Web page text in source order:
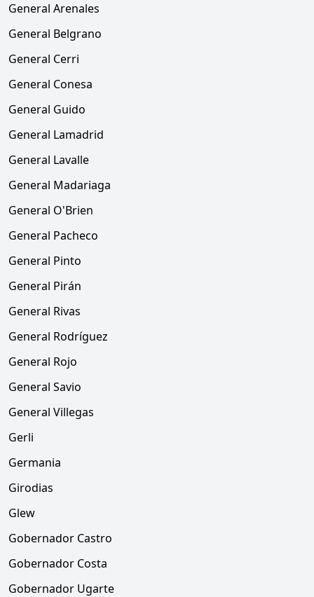
General Arenales
General Belgrano
General Cerri
General Conesa
General Guido
General Lamadrid
General Lavalle
General Madariaga
General O'Brien
General Pacheco
General Pinto
General Pirán
General Rivas
General Rodríguez
General Rojo
General Savio
General Villegas
Gerli
Germania
Girodias
Glew
Gobernador Castro
Gobernador Costa
Gobernador Ugarte